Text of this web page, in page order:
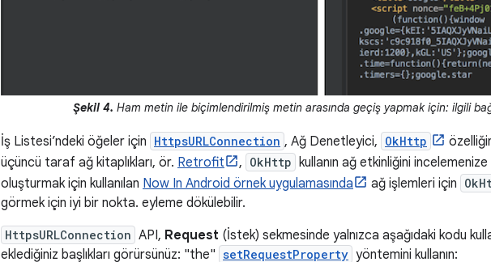
Şekil 4. Ham metin ile biçimlendirilmiş metin arasında geçiş yapmak için: ilgili
İş Listesi’ndeki öğeler için HttpsURLConnection , Ağ Denetleyici, OkHttp
üçüncü taraf ağ kitaplıkları, ör. Retrofit , OkHttp
kullanın ağ etkinliğini
oluşturmak için kullanılan Now In Android örnek uygulamasında ağ işlemleri için
görmek için iyi bir nokta. eyleme dökülebilir.
HttpsURLConnection API, Request (İstek) sekmesinde yalnızca aşağıdaki kodu
eklediğiniz başlıkları görürsünüz: "the" setRequestProperty yöntemini kullanın: